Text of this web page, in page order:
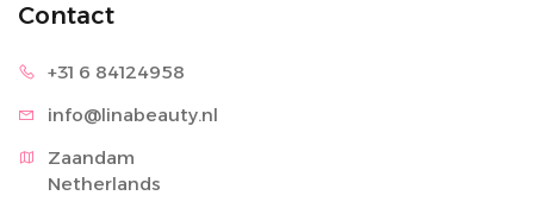
Contact
+31 6 84124958
info@linabeauty.nl
Zaandam
Netherlands